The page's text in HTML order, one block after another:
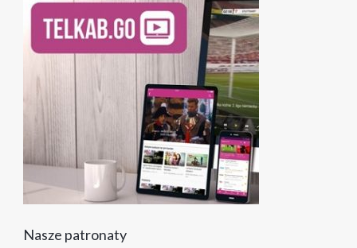
Nasze patronaty